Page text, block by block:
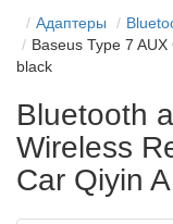
Адаптеры
Baseus Type 7
black
Bluetooth
Wireless
Car Qiyin